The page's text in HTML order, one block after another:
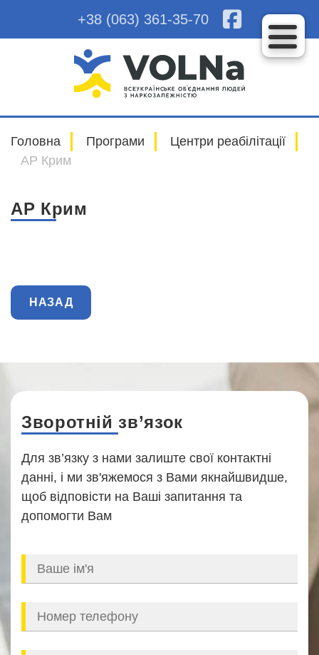
+38 (063) 361-35-70
Головна Програми
Центри реабілітації
АР Крим
АР Крим
НАЗАД
Зворотній зв’язок
Для зв’язку з нами залиште свої контактні
данні, і ми зв'яжемося з Вами якнайшвидше,
щоб відповісти на Ваші запитання та
допомогти Вам